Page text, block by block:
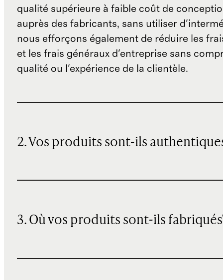
qualité supérieure à faible coût de
auprès des fabricants, sans utiliser
nous efforçons également de réduire les
et les frais généraux d'entreprise sans
qualité ou l'expérience de la clientèle.
2. Vos produits sont-ils
3. Où vos produits sont-ils